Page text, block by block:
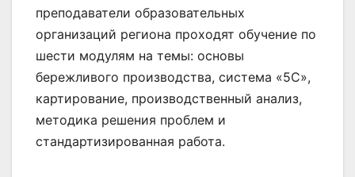
преподаватели образовательных
организаций региона проходят обучение по
шести модулям на темы: основы
бережливого производства, система «5С»,
картирование, производственный анализ,
методика решения проблем и
стандартизированная работа.